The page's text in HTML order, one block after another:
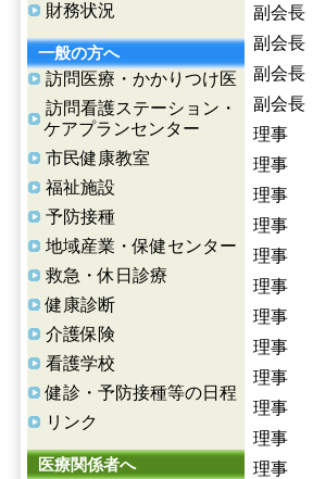
財務状況
一般の方へ
訪問医療・かかりつけ医
訪問看護ステーション・
ケアプランセンター
市民健康教室
福祉施設
予防接種
地域産業・保健センター
救急・休日診療
健康診断
介護保険
看護学校
健診・予防接種等の日程
リンク
医療関係者へ
副会長
副会長
副会長
副会長
理事
理事
理事
理事
理事
理事
理事
理事
理事
理事
理事
理事